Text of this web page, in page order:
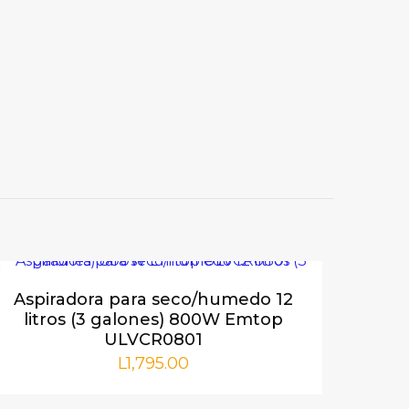
están
Aspiradora para seco/humedo 12
litros (3 galones) 800W Emtop
ULVCR0801
L1,795.00